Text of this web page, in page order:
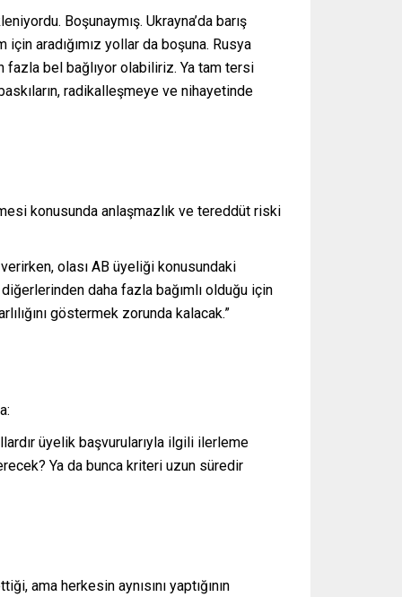
Boşunaymış. Ukrayna’da barış
aradığımız yollar da boşuna. Rusya
fazla bel bağlıyor olabiliriz. Ya tam tersi
radikalleşmeye ve nihayetinde
konusunda anlaşmazlık ve tereddüt riski
olası AB üyeliği konusundaki
daha fazla bağımlı olduğu için
göstermek zorunda kalacak.”
üyelik başvurularıyla ilgili ilerleme
Ya da bunca kriteri uzun süredir
ama herkesin aynısını yaptığının